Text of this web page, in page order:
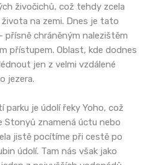
živočichů, což tehdy zcela
na zemi. Dnes je tato
přísně chráněným nalezištěm
přístupem. Oblast, kde dodnes
jen z velmi vzdálené
jezera.
parku je údolí řeky Yoho, což
Stonyů znamená úctu nebo
jistě pocítíme při cestě po
údolí. Tam nás však jako